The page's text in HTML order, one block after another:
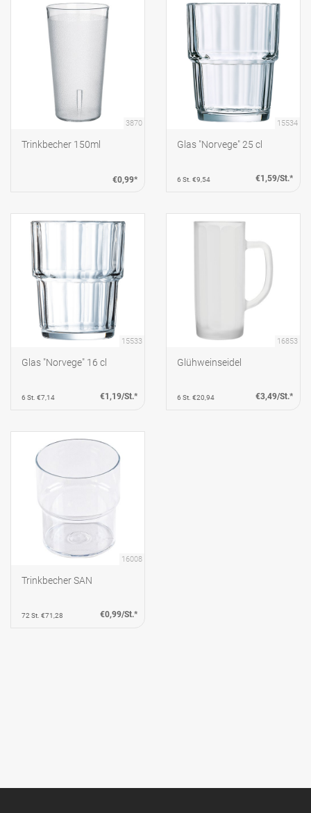
3870
Trinkbecher 150ml
€0,99*
15534
Glas "Norvege" 25 cl
6 St. €9,54 €1,59/St.*
15533
Glas "Norvege" 16 cl
6 St. €7,14 €1,19/St.*
16853
Glühweinseidel
6 St. €20,94 €3,49/St.*
16008
Trinkbecher SAN
72 St. €71,28 €0,99/St.*